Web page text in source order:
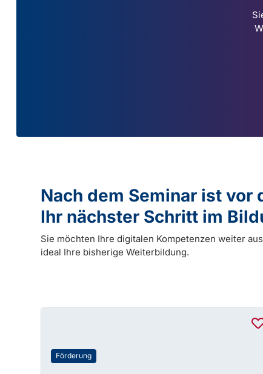
Nach dem Seminar ist vor
Ihr nächster Schritt im
Sie möchten Ihre digitalen Kompetenzen weiter
ideal Ihre bisherige Weiterbildung.
Förderung